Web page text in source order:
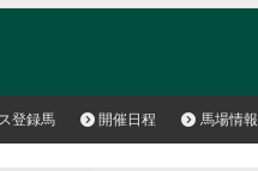
登録馬 開催日程 馬場情報